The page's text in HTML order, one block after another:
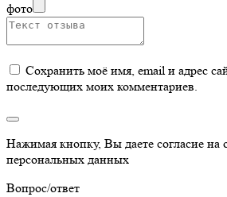
фото
Сохранить моё имя, email и адрес
последующих моих комментариев.
Нажимая кнопку, Вы даете согласие на
персональных данных
Вопрос/ответ